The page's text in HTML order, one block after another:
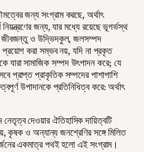
জন্য সংগ্রাম করছে, অর্থাৎ
জন্য, যার মধ্যে রয়েছে ভূগর্ভস্থ
জীবজন্তু ও উদ্ভিদকুল, জলসম্পদ
করা সম্ভব নয়, যদি না প্রকৃত
যারা সামাজিক সম্পদ উৎপাদন করে; যে
প্রাপ্ত প্রাকৃতিক সম্পদের পাশাপাশি
উপাদানকে প্রতিনিধিত্ব করে: অর্থাৎ
দেওয়ার ঐতিহাসিক দায়িত্বটি
কৃষক ও অন্যান্য জনশ্রেণির সঙ্গে মিলিত
একমাত্র পথই হলো এই সংগ্রাম।